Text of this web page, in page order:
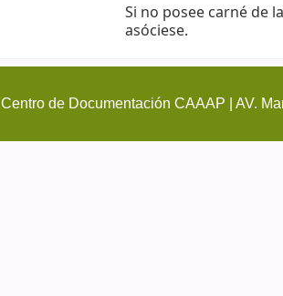
Si no posee carné de
asóciese.
Centro de Documentación CAAAP | AV.